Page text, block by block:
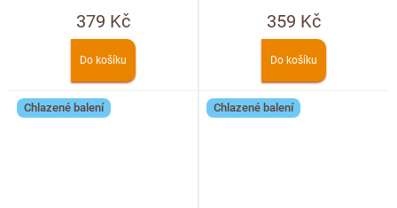
kakaem
379 Kč
Do košíku
359 Kč
Do košíku
Chlazené balení Chlazené balení